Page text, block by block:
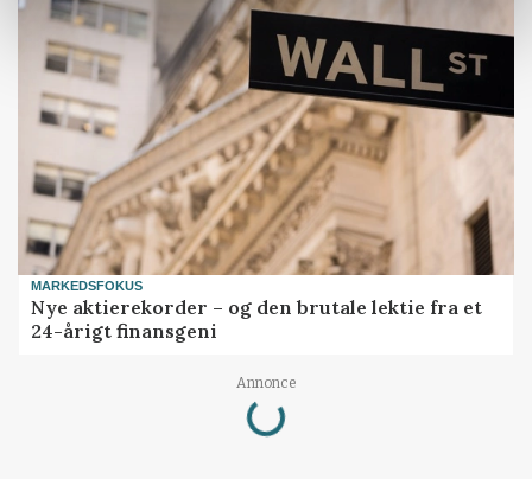
MARKEDSFOKUS
Nye aktierekorder – og den brutale lektie fra et
24-årigt finansgeni
Annonce
Loading...